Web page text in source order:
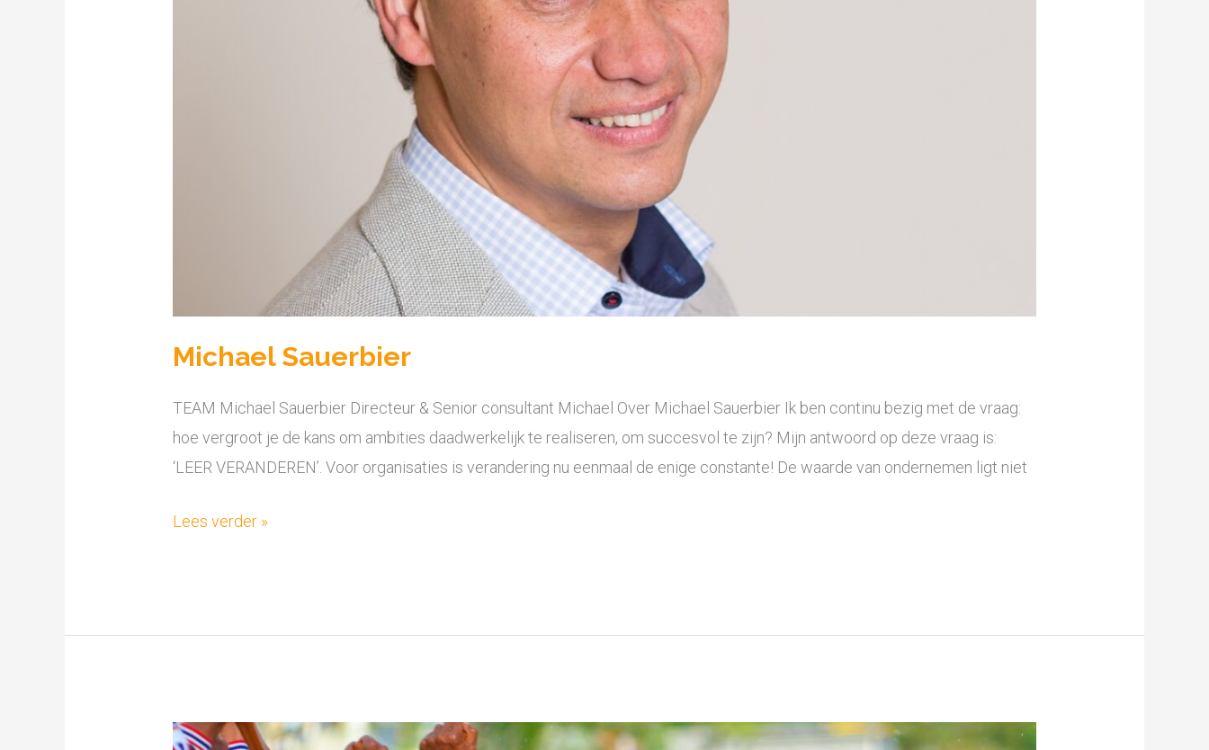
Michael Sauerbier
TEAM Michael Sauerbier Directeur & Senior consultant Michael Over Michael Sauerbier Ik ben continu bezig met de vraag:
hoe vergroot je de kans om ambities daadwerkelijk te realiseren, om succesvol te zijn? Mijn antwoord op deze vraag is:
‘LEER VERANDEREN’. Voor organisaties is verandering nu eenmaal de enige constante! De waarde van ondernemen ligt niet
Lees verder »
Portfoliomanagement